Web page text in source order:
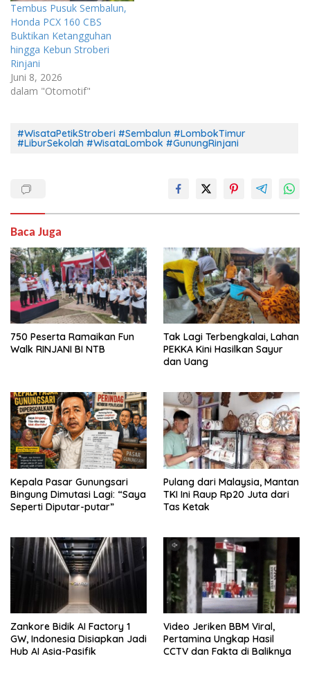
Tembus Pusuk Sembalun,
Honda PCX 160 CBS
Buktikan Ketangguhan
hingga Kebun Stroberi
Rinjani
Juni 8, 2026
dalam "Otomotif"
#WisataPetikStroberi #Sembalun #LombokTimur
#LiburSekolah #WisataLombok #GunungRinjani
Baca Juga
750 Peserta Ramaikan Fun
Walk RINJANI BI NTB
Tak Lagi Terbengkalai, Lahan
PEKKA Kini Hasilkan Sayur
dan Uang
Kepala Pasar Gunungsari
Bingung Dimutasi Lagi: “Saya
Seperti Diputar-putar”
Pulang dari Malaysia, Mantan
TKI Ini Raup Rp20 Juta dari
Tas Ketak
Zankore Bidik AI Factory 1
GW, Indonesia Disiapkan Jadi
Hub AI Asia-Pasifik
Video Jeriken BBM Viral,
Pertamina Ungkap Hasil
CCTV dan Fakta di Baliknya